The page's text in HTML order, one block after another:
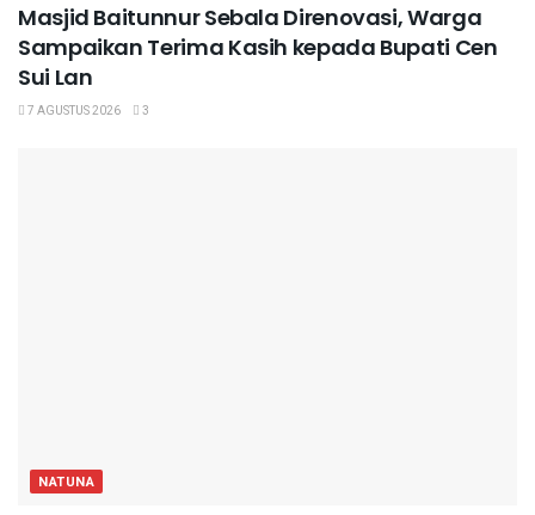
Masjid Baitunnur Sebala Direnovasi, Warga
Sampaikan Terima Kasih kepada Bupati Cen
Sui Lan
7 AGUSTUS 2026 3
NATUNA